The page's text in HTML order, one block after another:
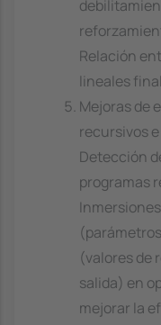
Relación
lineales
Mejoras de
recursivos
Detección
programas
(valores de
salida) en
mejorar la